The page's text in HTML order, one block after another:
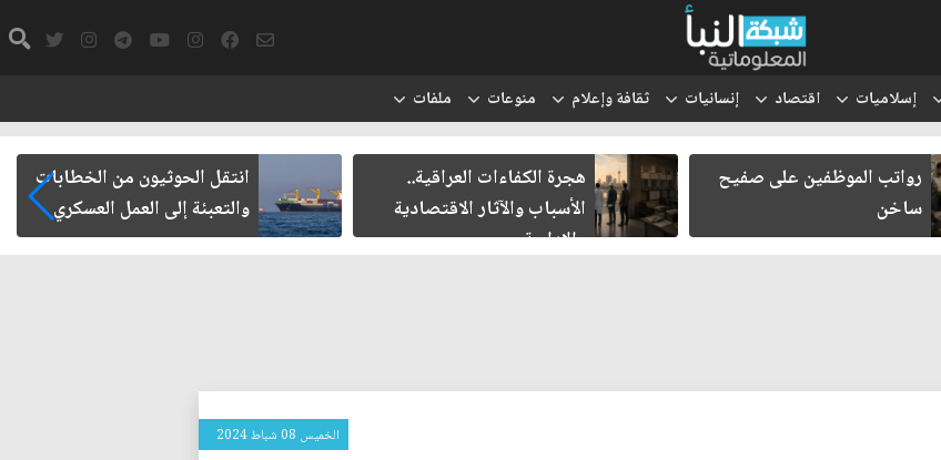
إسلاميات اقتصاد إنسانيات ثقافة وإعلام منوعات ملفات
رواتب الموظفين على صفيح
ساخن
هجرة الكفاءات العراقية..
الأسباب والآثار الاقتصادية
والإدارية
انتقل الحوثيون من الخطابات
والتعبئة إلى العمل العسكري
الخميس 08 شباط 2024